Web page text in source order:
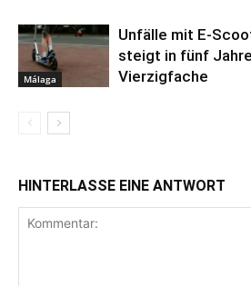
Málaga
Unfälle mit E-
steigt in fünf
Vierzigfache
HINTERLASSE EINE ANTWORT